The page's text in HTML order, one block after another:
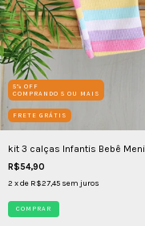
5% OFF
COMPRANDO 5 OU MAIS
FRETE GRÁTIS
kit 3 calças Infantis Bebê
R$54,90
2 x de R$27,45 sem juros
COMPRAR